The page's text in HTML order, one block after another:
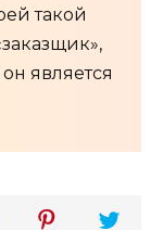
такой
является